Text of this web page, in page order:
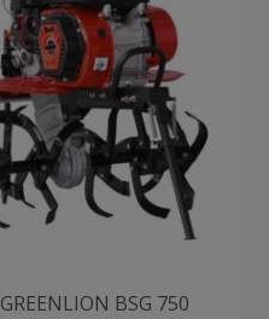
BSG 750